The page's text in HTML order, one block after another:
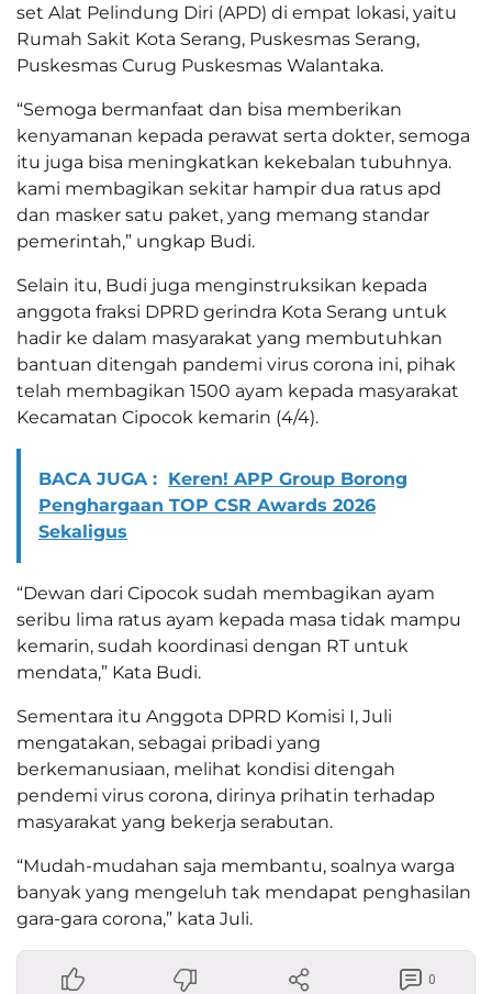
set Alat Pelindung Diri (APD) di empat lokasi, yaitu
Rumah Sakit Kota Serang, Puskesmas Serang,
Puskesmas Curug Puskesmas Walantaka.
“Semoga bermanfaat dan bisa memberikan
kenyamanan kepada perawat serta dokter, semoga
itu juga bisa meningkatkan kekebalan tubuhnya.
kami membagikan sekitar hampir dua ratus apd
dan masker satu paket, yang memang standar
pemerintah,” ungkap Budi.
Selain itu, Budi juga menginstruksikan kepada
anggota fraksi DPRD gerindra Kota Serang untuk
hadir ke dalam masyarakat yang membutuhkan
bantuan ditengah pandemi virus corona ini, pihak
telah membagikan 1500 ayam kepada masyarakat
Kecamatan Cipocok kemarin (4/4).
BACA JUGA : Keren! APP Group Borong
Penghargaan TOP CSR Awards 2026
Sekaligus
“Dewan dari Cipocok sudah membagikan ayam
seribu lima ratus ayam kepada masa tidak mampu
kemarin, sudah koordinasi dengan RT untuk
mendata,” Kata Budi.
Sementara itu Anggota DPRD Komisi I, Juli
mengatakan, sebagai pribadi yang
berkemanusiaan, melihat kondisi ditengah
pendemi virus corona, dirinya prihatin terhadap
masyarakat yang bekerja serabutan.
“Mudah-mudahan saja membantu, soalnya warga
banyak yang mengeluh tak mendapat penghasilan
gara-gara corona,” kata Juli.
0